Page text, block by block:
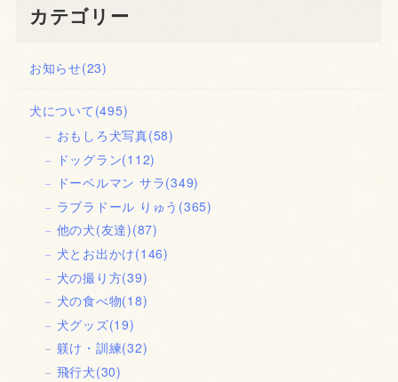
カテゴリー
お知らせ(23)
犬について (495)
おもしろ犬写真(58)
ドッグラン(112)
ドーベルマン サラ(349)
ラブラドール りゅう (365)
他の犬(友達)(87)
犬とお出かけ(146)
犬の撮り方(39)
犬の食べ物(18)
犬グッズ(19)
躾け・訓練(32)
飛行犬(30)